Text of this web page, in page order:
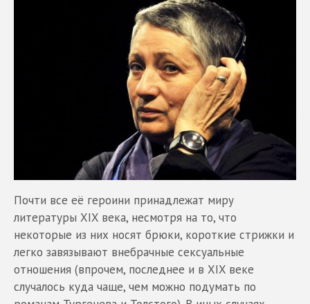
Почти все её героини принадлежат миру
литературы XIX века, несмотря на то, что
некоторые из них носят брюки, короткие стрижки и
легко завязывают внебрачные сексуальные
отношения (впрочем, последнее и в XIX веке
случалось куда чаще, чем можно подумать по